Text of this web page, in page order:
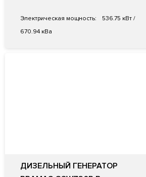
Электрическая мощность:
536.75 кВт /
670.94 кВа
ДИЗЕЛЬНЫЙ ГЕНЕРАТОР